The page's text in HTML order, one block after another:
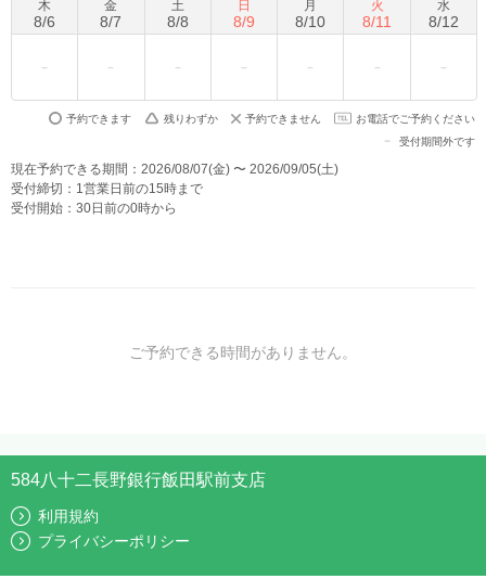
木
8/6
金
8/7
土
8/8
日
8/9
月
8/10
火
8/11
水
8/12
予約できます 残りわずか 予約できません
お電話でご予約ください
受付期間外です
現在予約できる期間：2026/08/07(金) 〜 2026/09/05(土)
受付締切：1営業日前の15時まで
受付開始：30日前の0時から
ご予約できる時間がありません。
584八十二長野銀行飯田駅前支店
利用規約
プライバシーポリシー